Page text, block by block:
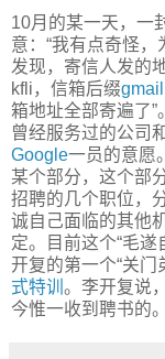
10月的某一天，一
意：“我有点奇怪
发现，寄信人发的
kfli，信箱后缀gmail
箱地址全部寄遍了”
曾经服务过的公司
Google一员的意愿
某个部分，这个部
招聘的几个职位，
诚自己面临的其他
定。目前这个“毛
开复的第一个“关门
式特训 。李开复说
今惟一收到聘书的。